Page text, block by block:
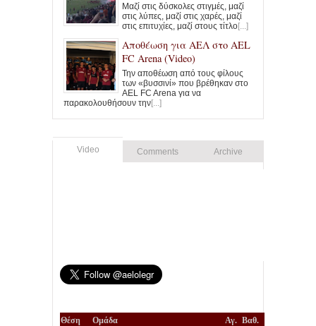
Μαζί στις δύσκολες στιγμές, μαζί
στις λύπες, μαζί στις χαρές, μαζί
στις επιτυχίες, μαζί στους τίτλο[...]
Αποθέωση για ΑΕΛ στο AEL
FC Arena (Video)
Την αποθέωση από τους φίλους
των «βυσσινί» που βρέθηκαν στο
AEL FC Arena για να
παρακολουθήσουν την[...]
Video Comments Archive
Θέση Ομάδα Αγ. Βαθ.